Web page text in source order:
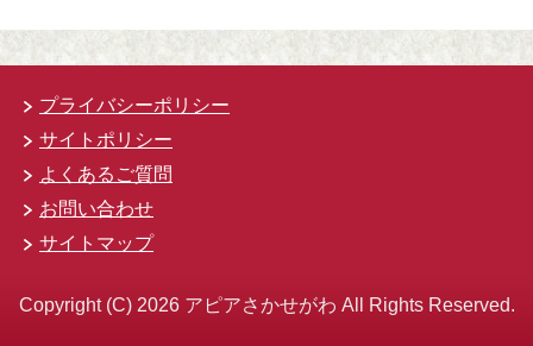
プライバシーポリシー
サイトポリシー
よくあるご質問
お問い合わせ
サイトマップ
Copyright (C) 2026 アピアさかせがわ All Rights Reserved.